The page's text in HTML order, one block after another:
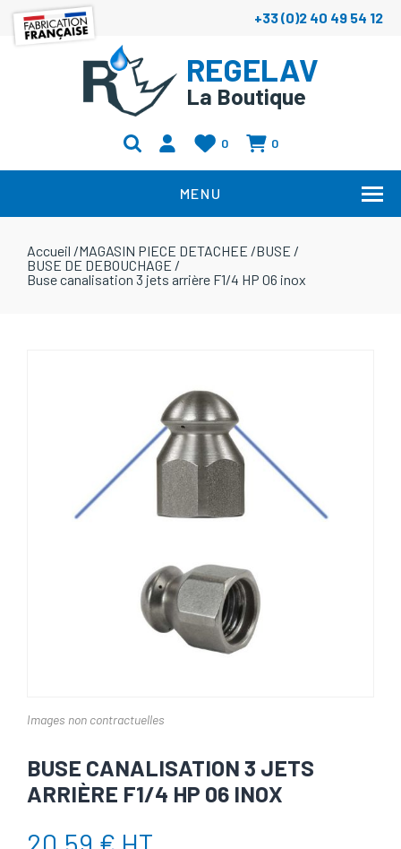
+33 (0)2 40 49 54 12
REGELAV
La Boutique
0 0
MENU
Accueil /MAGASIN PIECE DETACHEE /BUSE /
BUSE DE DEBOUCHAGE /
Buse canalisation 3 jets arrière F1/4 HP 06 inox
Images non contractuelles
BUSE CANALISATION 3 JETS
ARRIÈRE F1/4 HP 06 INOX